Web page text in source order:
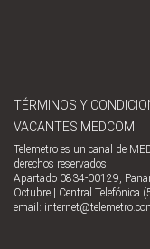
TÉRMINOS Y
VACANTES MEDCOM
Telemetro es un canal de
derechos reservados.
Apartado 0834-00129,
Octubre | Central Telefónica
email: